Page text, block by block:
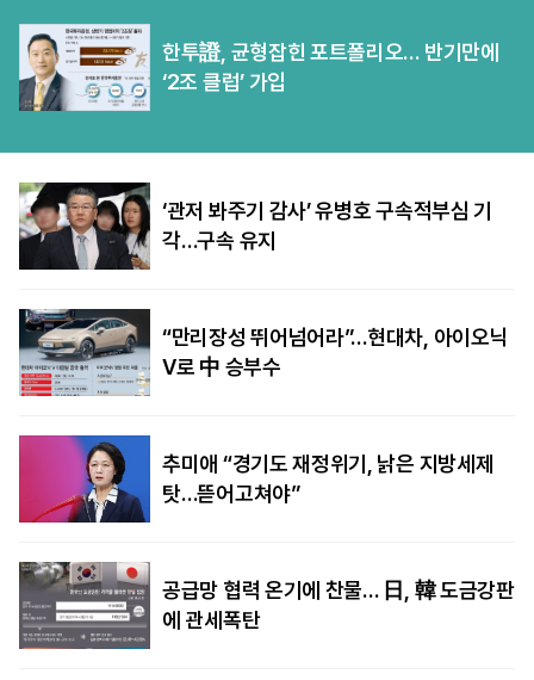
한투證, 균형잡힌 포트폴리오… 반기만에
‘2조 클럽’ 가입
‘관저 봐주기 감사’ 유병호 구속적부심 기
각…구속 유지
“만리장성 뛰어넘어라”…현대차, 아이오닉
V로 中 승부수
추미애 “경기도 재정위기, 낡은 지방세제
탓…뜯어고쳐야”
공급망 협력 온기에 찬물… 日, 韓 도금강판
에 관세폭탄